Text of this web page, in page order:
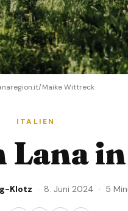
Maike Wittreck
ITALIEN
Lana
Klotz · 8. Juni 2024 · 5